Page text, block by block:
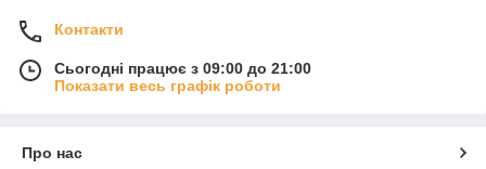
Контакти
Сьогодні працює з 09:00 до 21:00
Показати весь графік роботи
Про нас